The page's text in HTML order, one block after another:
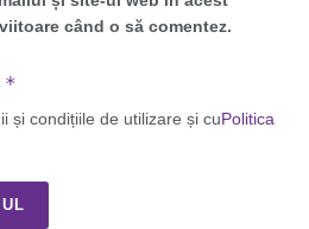
când o să comentez.
*
și condițiile de utilizare și cuPolitica